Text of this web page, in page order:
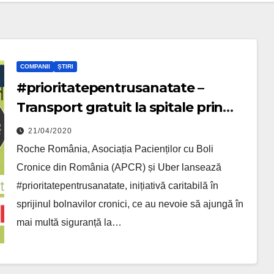
COMPANII ȘTIRI
#prioritatepentrusanatate –
Transport gratuit la spitale prin
Uber, pentru pacienții cronici
21/04/2020
Roche România, Asociația Pacienților cu Boli
Cronice din România (APCR) și Uber lansează
#prioritatepentrusanatate, inițiativă caritabilă în
sprijinul bolnavilor cronici, ce au nevoie să ajungă în
mai multă siguranță la…